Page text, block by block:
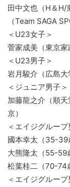
田中文也（H＆H/
（Team SAGA
＜U23女子＞
菅家成美（東京家
＜U23男子＞
岩月駿介（広島大
＜ジュニア男子＞
加藤龍之介（順
京）
＜エイジグルー
國本幸太（35-39
大熊隆太（55-59
松葉桂二（70-74
＜エイジグルー